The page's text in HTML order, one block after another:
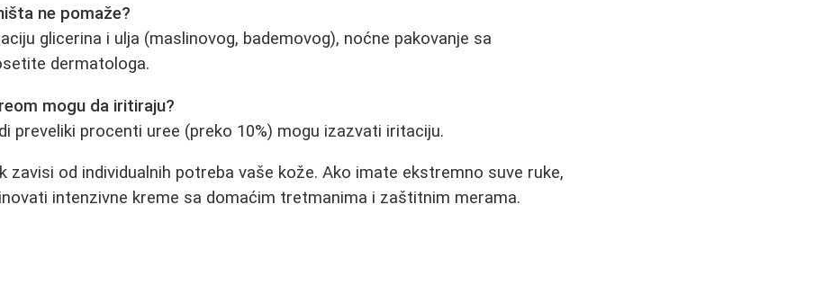
ne pomaže?
glicerina i ulja (maslinovog, bademovog), noćne pakovanje sa
dermatologa.
mogu da iritiraju?
preveliki procenti uree (preko 10%) mogu izazvati iritaciju.
zavisi od individualnih potreba vaše kože. Ako imate ekstremno suve ruke,
intenzivne kreme sa domaćim tretmanima i zaštitnim merama.